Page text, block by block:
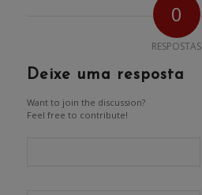
0
RESPOSTAS
Deixe uma resposta
Want to join the discussion?
Feel free to contribute!